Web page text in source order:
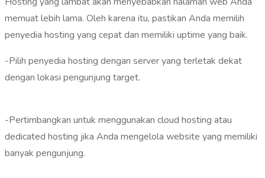
memuat lebih lama. Oleh karena itu, pastikan Anda memilih
penyedia hosting yang cepat dan memiliki uptime yang baik.
-Pilih penyedia hosting dengan server yang terletak dekat
dengan lokasi pengunjung target.
-Pertimbangkan untuk menggunakan cloud hosting atau
dedicated hosting jika Anda mengelola website yang memiliki
banyak pengunjung.